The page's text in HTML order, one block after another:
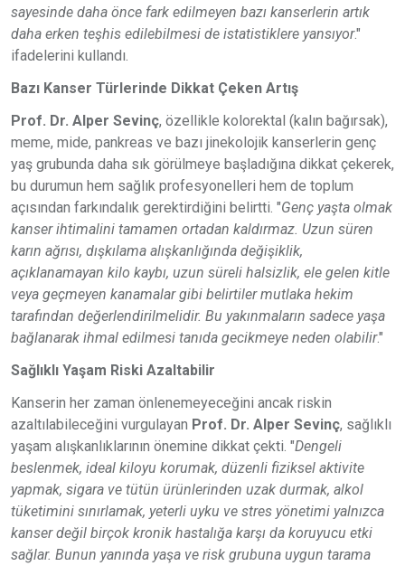
sayesinde daha önce fark edilmeyen bazı kanserlerin artık
daha erken teşhis edilebilmesi de istatistiklere yansıyor."
ifadelerini kullandı.
Bazı Kanser Türlerinde Dikkat Çeken Artış
Prof. Dr. Alper Sevinç, özellikle kolorektal (kalın bağırsak),
meme, mide, pankreas ve bazı jinekolojik kanserlerin genç
yaş grubunda daha sık görülmeye başladığına dikkat çekerek,
bu durumun hem sağlık profesyonelleri hem de toplum
açısından farkındalık gerektirdiğini belirtti. "Genç yaşta olmak
kanser ihtimalini tamamen ortadan kaldırmaz. Uzun süren
karın ağrısı, dışkılama alışkanlığında değişiklik,
açıklanamayan kilo kaybı, uzun süreli halsizlik, ele gelen kitle
veya geçmeyen kanamalar gibi belirtiler mutlaka hekim
tarafından değerlendirilmelidir. Bu yakınmaların sadece yaşa
bağlanarak ihmal edilmesi tanıda gecikmeye neden olabilir."
Sağlıklı Yaşam Riski Azaltabilir
Kanserin her zaman önlenemeyeceğini ancak riskin
azaltılabileceğini vurgulayan Prof. Dr. Alper Sevinç, sağlıklı
yaşam alışkanlıklarının önemine dikkat çekti. "Dengeli
beslenmek, ideal kiloyu korumak, düzenli fiziksel aktivite
yapmak, sigara ve tütün ürünlerinden uzak durmak, alkol
tüketimini sınırlamak, yeterli uyku ve stres yönetimi yalnızca
kanser değil birçok kronik hastalığa karşı da koruyucu etki
sağlar. Bunun yanında yaşa ve risk grubuna uygun tarama